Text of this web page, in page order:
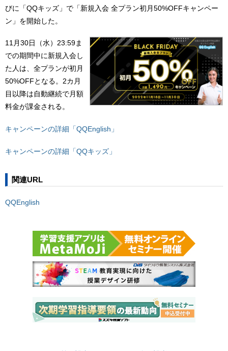
びに「QQキッズ」で「新規入会 全プラン初月50%OFFキャンペー
ン」を開始した。
11月30日（水）23:59ま
での期間中に新規入会し
た人は、全プランが初月
50%OFFとなる。2カ月
目以降は自動継続で月額
料金が課金される。
キャンペーンの詳細「QQEnglish」
キャンペーンの詳細「QQキッズ」
関連URL
QQEnglish